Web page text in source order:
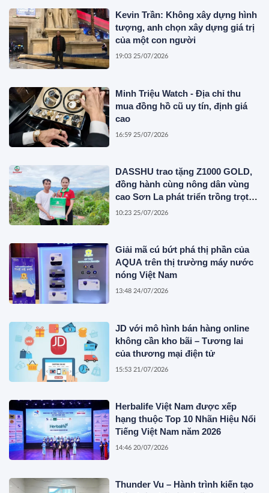
Kevin Trần: Không xây dựng hình
tượng, anh chọn xây dựng giá trị
của một con người
19:03 25/07/2026
Minh Triệu Watch - Địa chỉ thu
mua đồng hồ cũ uy tín, định giá
cao
16:59 25/07/2026
DASSHU trao tặng Z1000 GOLD,
đồng hành cùng nông dân vùng
cao Sơn La phát triển trồng trọt
bền vững
10:23 25/07/2026
Giải mã cú bứt phá thị phần của
AQUA trên thị trường máy nước
nóng Việt Nam
13:48 24/07/2026
JD với mô hình bán hàng online
không cần kho bãi – Tương lai
của thương mại điện tử
15:53 21/07/2026
Herbalife Việt Nam được xếp
hạng thuộc Top 10 Nhãn Hiệu Nổi
Tiếng Việt Nam năm 2026
14:46 20/07/2026
Thunder Vu – Hành trình kiến tạo